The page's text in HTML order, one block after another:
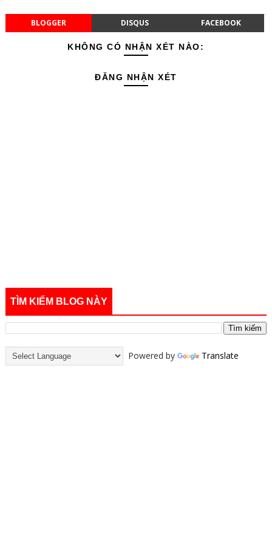
BLOGGER DISQUS FACEBOOK
KHÔNG CÓ NHẬN XÉT NÀO:
ĐĂNG NHẬN XÉT
TÌM KIẾM BLOG NÀY
Powered by Translate